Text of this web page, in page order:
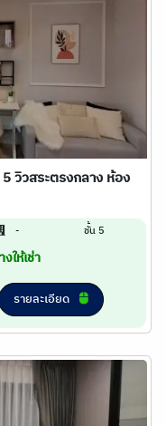
วิวสระตรงกลาง ห้อง
- ชั้น 5
งให้เช่า
รายละเอียด